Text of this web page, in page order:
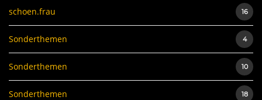
schoen.frau 16
Sonderthemen 4
Sonderthemen 10
Sonderthemen 18